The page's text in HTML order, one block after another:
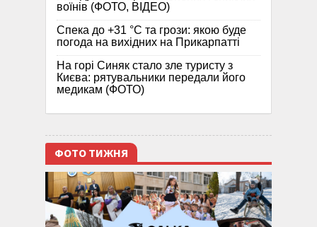
воїнів (ФОТО, ВІДЕО)
Спека до +31 °C та грози: якою буде
погода на вихідних на Прикарпатті
На горі Синяк стало зле туристу з
Києва: рятувальники передали його
медикам (ФОТО)
ФОТО ТИЖНЯ